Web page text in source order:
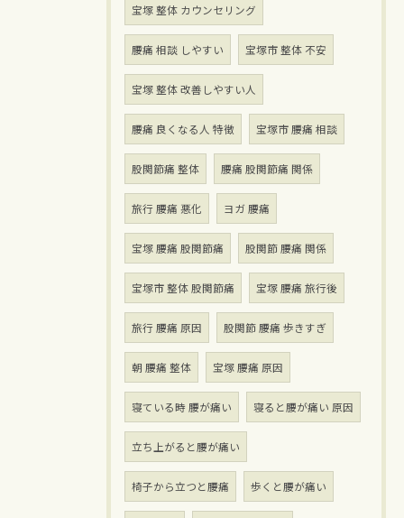
宝塚 整体 カウンセリング
腰痛 相談 しやすい 宝塚市 整体 不安
宝塚 整体 改善しやすい人
腰痛 良くなる人 特徴 宝塚市 腰痛 相談
股関節痛 整体 腰痛 股関節痛 関係
旅行 腰痛 悪化 ヨガ 腰痛
宝塚 腰痛 股関節痛 股関節 腰痛 関係
宝塚市 整体 股関節痛 宝塚 腰痛 旅行後
旅行 腰痛 原因 股関節 腰痛 歩きすぎ
朝 腰痛 整体 宝塚 腰痛 原因
寝ている時 腰が痛い 寝ると腰が痛い 原因
立ち上がると腰が痛い
椅子から立つと腰痛 歩くと腰が痛い